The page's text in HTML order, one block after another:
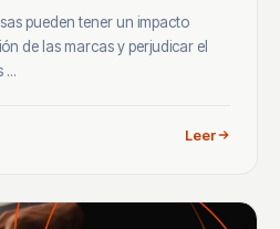
pueden tener un impacto
de las marcas y perjudicar el
...
Leer